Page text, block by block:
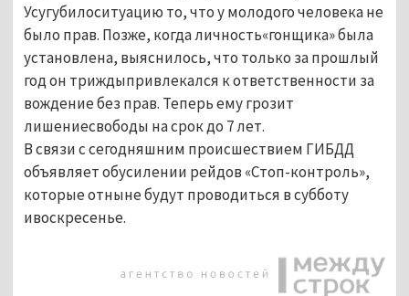
Усугубилоситуацию то, что у молодого человека не
было прав. Позже, когда личность«гонщика» была
установлена, выяснилось, что только за прошлый
год он триждыпривлекался к ответственности за
вождение без прав. Теперь ему грозит
лишениесвободы на срок до 7 лет.
В связи с сегодняшним происшествием ГИБДД
объявляет обусилении рейдов «Стоп-контроль»,
которые отныне будут проводиться в субботу
ивоскресенье.